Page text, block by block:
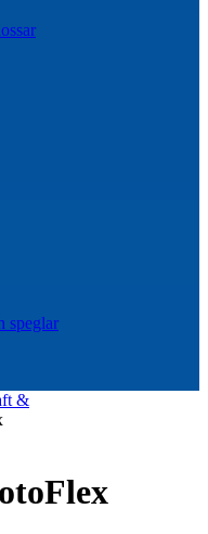
speglar
&